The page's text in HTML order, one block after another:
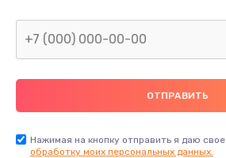
Нажимая на кнопку отправить я даю свое
обработку моих персональных данных.